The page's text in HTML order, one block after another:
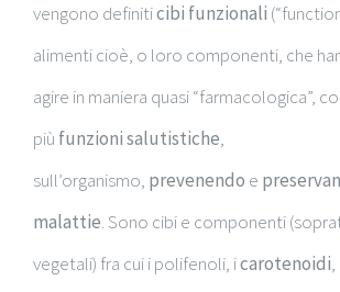
vengono definiticibi funzionali
alimenti cioè, o loro componenti, che
agire in maniera quasi “farmacologica”,
più funzioni salutistiche,
sull’organismo, prevenendo e
malattie. Sono cibi e componenti
vegetali) fra cui i polifenoli, icarotenoidi,